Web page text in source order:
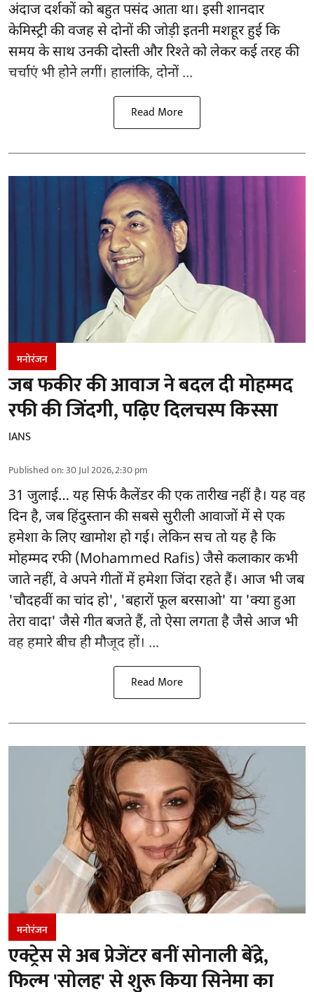
अंदाज दर्शकों को बहुत पसंद आता था। इसी शानदार
केमिस्ट्री की वजह से दोनों की जोड़ी इतनी मशहूर हुई कि
समय के साथ उनकी दोस्ती और रिश्ते को लेकर कई तरह की
चर्चाएं भी होने लगीं। हालांकि, दोनों ...
Read More
मनोरंजन
जब फकीर की आवाज ने बदल दी मोहम्मद
रफी की जिंदगी, पढ़िए दिलचस्प किस्सा
IANS
Published on:30 Jul 2026, 2:30 pm
31 जुलाई… यह सिर्फ कैलेंडर की एक तारीख नहीं है। यह वह
दिन है, जब हिंदुस्तान की सबसे सुरीली आवाजों में से एक
हमेशा के लिए खामोश हो गई। लेकिन सच तो यह है कि
मोहम्मद रफी (Mohammed Rafis) जैसे कलाकार कभी
जाते नहीं, वे अपने गीतों में हमेशा जिंदा रहते हैं। आज भी जब
'चौदहवीं का चांद हो', 'बहारों फूल बरसाओ' या 'क्या हुआ
तेरा वादा' जैसे गीत बजते हैं, तो ऐसा लगता है जैसे आज भी
वह हमारे बीच ही मौजूद हों। ...
Read More
मनोरंजन
एक्ट्रेस से अब प्रेजेंटर बनीं सोनाली बेंद्रे,
फिल्म 'सोलह' से शुरू किया सिनेमा का